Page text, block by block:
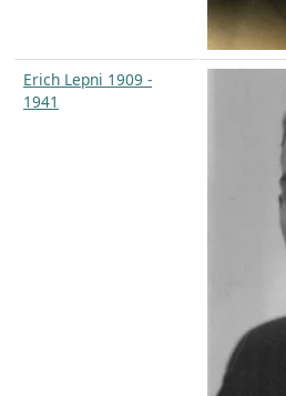
Erich Lepni 1909 -
1941